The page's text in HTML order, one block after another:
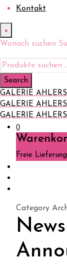
Kontakt
×
Wonach suchen
GALERIE AHLERS
GALERIE AHLERS
GALERIE AHLERS
0
Freie
Category